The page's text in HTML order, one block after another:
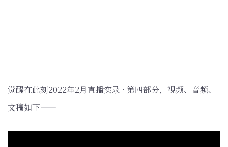
觉醒在此刻2022年2月直播实录 · 第四部分，视频、音频、
文稿如下——